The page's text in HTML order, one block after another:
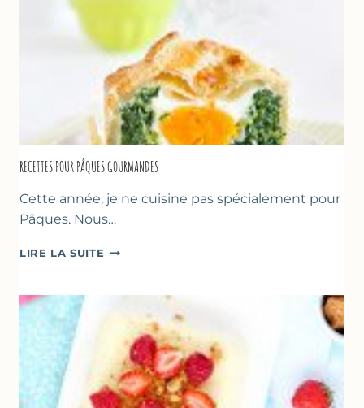
RECETTES POUR PÂQUES GOURMANDES
Cette année, je ne cuisine pas spécialement pour
Pâques. Nous…
LIRE LA SUITE RECETTES
GOURMANDES